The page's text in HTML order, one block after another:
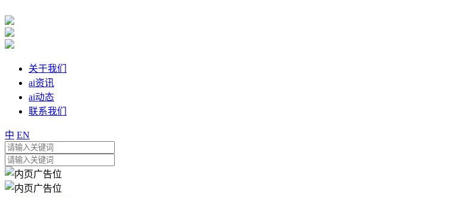
关于我们
ai资讯
ai动态
联系我们
中 EN